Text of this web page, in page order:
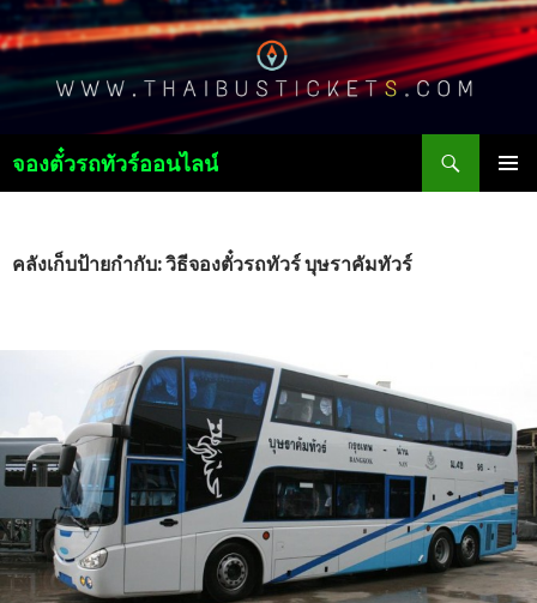
จองตั๋วรถทัวร์ออนไลน์
เนื้อหา
คลังเก็บป้ายกำกับ: วิธีจองตั๋วรถทัวร์ บุษราคัมทัวร์